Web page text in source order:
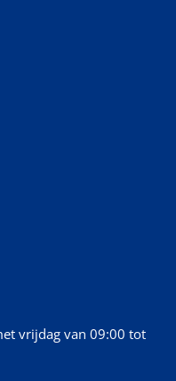
vrijdag van 09:00 tot